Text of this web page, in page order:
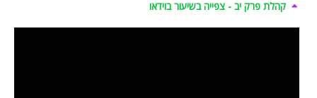
קהלת פרק יב - צפייה בשיעור בוידאו